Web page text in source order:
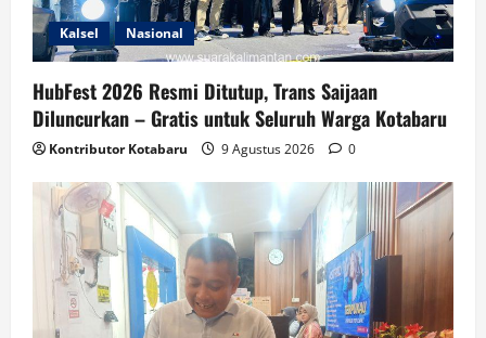
Kalsel Nasional
HubFest 2026 Resmi Ditutup, Trans Saijaan
Diluncurkan – Gratis untuk Seluruh Warga Kotabaru
Kontributor Kotabaru 9 Agustus 2026 0